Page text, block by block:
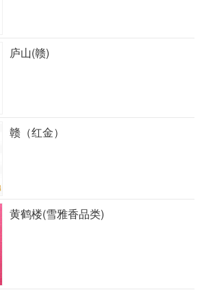
庐山(赣)
赣（红金）
黄鹤楼(雪雅香品类)